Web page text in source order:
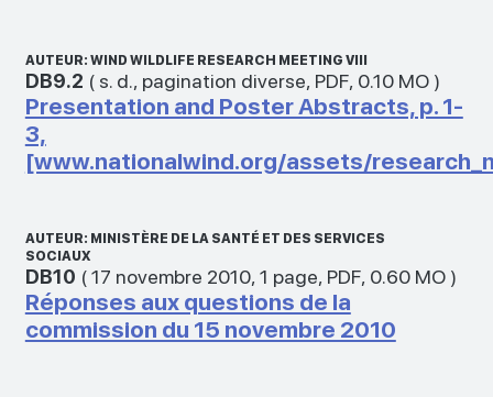
AUTEUR: WIND WILDLIFE RESEARCH MEETING VIII
DB9.2 ( s. d., pagination diverse, PDF, 0.10 MO)
Presentation and Poster Abstracts, p. 1-
3,
[www.nationalwind.org/assets/
AUTEUR: MINISTÈRE DE LA SANTÉ ET DES SERVICES
SOCIAUX
DB10 (17 novembre 2010, 1 page, PDF, 0.60 MO)
Réponses aux questions de la
commission du 15 novembre 2010